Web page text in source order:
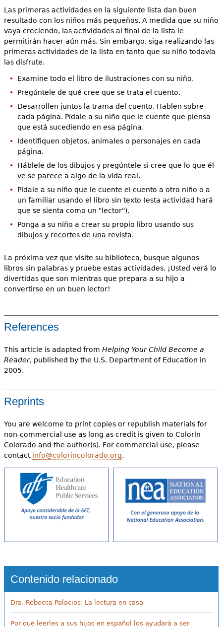
Las primeras actividades en la siguiente lista dan buen
resultado con los niños más pequeños. A medida que su niño
vaya creciendo, las actividades al final de la lista le
permitirán hacer aún más. Sin embargo, siga realizando las
primeras actividades de la lista en tanto que su niño todavía
las disfrute.
Examine todo el libro de ilustraciones con su niño.
Pregúntele de qué cree que se trata el cuento.
Desarrollen juntos la trama del cuento. Hablen sobre
cada página. Pídale a su niño que le cuente que piensa
que está sucediendo en esa página.
Identifiquen objetos, animales o personajes en cada
página.
Háblele de los dibujos y pregúntele si cree que lo que él
ve se parece a algo de la vida real.
Pídale a su niño que le cuente el cuento a otro niño o a
un familiar usando el libro sin texto (esta actividad hará
que se sienta como un "lector").
Ponga a su niño a crear su propio libro usando sus
dibujos y recortes de una revista.
La próxima vez que visite su biblioteca, busque algunos
libros sin palabras y pruebe estas actividades. ¡Usted verá lo
divertidas que son mientras que prepara a su hijo a
convertirse en un buen lector!
References
This article is adapted from Helping Your Child Become a
Reader, published by the U.S. Department of Education in
2005.
Reprints
You are welcome to print copies or republish materials for
non-commercial use as long as credit is given to Colorín
Colorado and the author(s). For commercial use, please
contact info@colorincolorado.org.
Contenido relacionado
Dra. Rebecca Palacios: La lectura en casa
Por qué leerles a sus hijos en español los ayudará a ser